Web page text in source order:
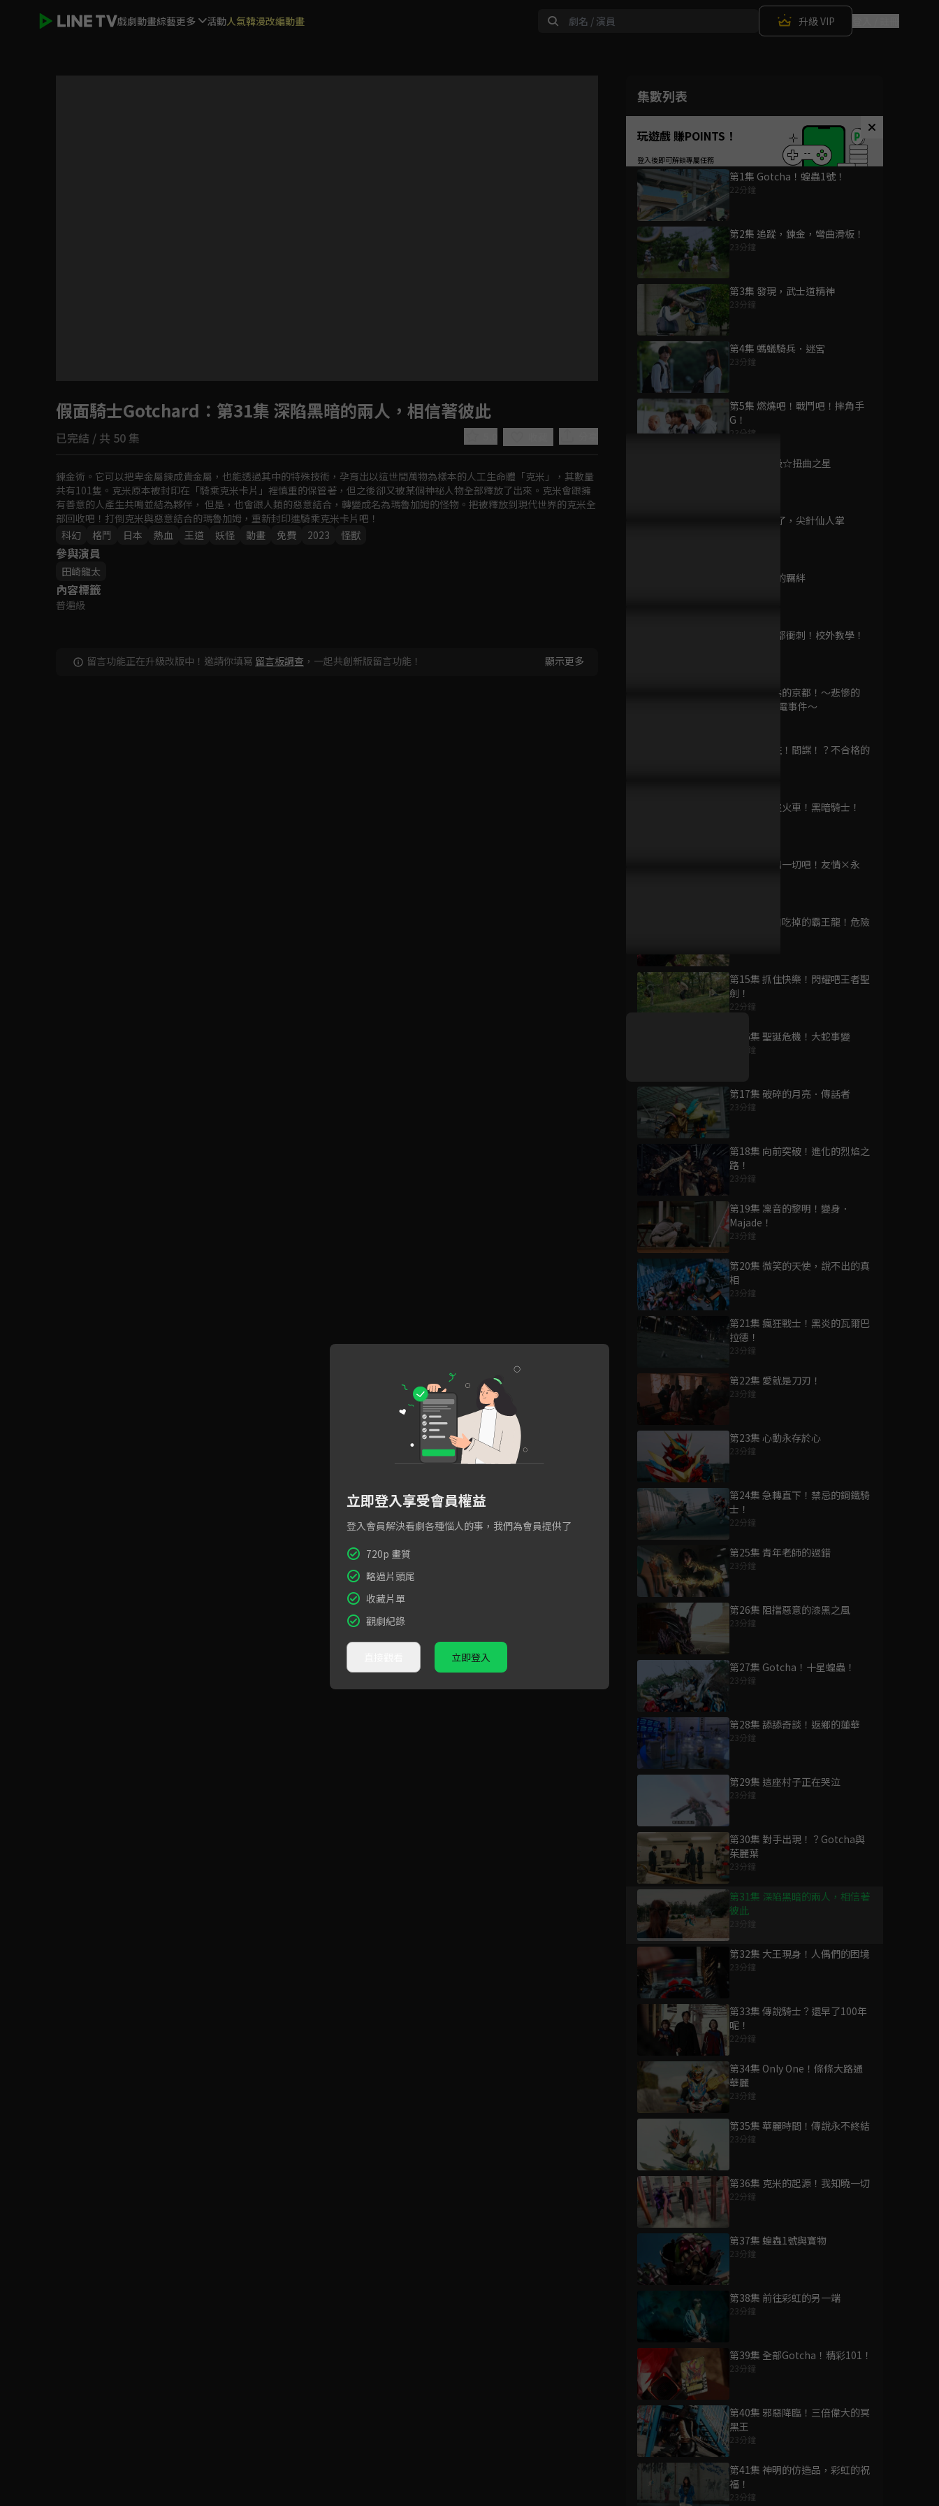
戲劇動畫綜藝更多 活動人氣韓漫改編動畫 升級 VIP
Play
如有不便請見諒
集數列表
玩遊戲 賺POINTS！
第1集 Gotcha！蝗蟲1號！
22分鐘
第2集 追蹤，鍊金，彎曲滑板！
23分鐘
第3集 發現，武士道精神
23分鐘
第4集 螞蟻騎兵．迷宮
23分鐘
第5集 燃燒吧！戰鬥吧！摔角手
G！
23分鐘
第6集 超A級☆扭曲之星
第7集 再見了，尖針仙人掌
第8集 卓越的羈絆
第9集 往京都衝刺！校外教學！
第10集 燃燒的京都！～悲慘的
愛．克米雷電事件～
第11集 抓住！間諜！？不合格的
第12集 失控火車！黑暗騎士！
第13集 取回一切吧！友情×永
第14集 一口吃掉的霸王龍！危險
第15集 抓住快樂！閃耀吧王者聖
劍！
22分鐘
第16集 聖誕危機！大蛇事變
22分鐘
第17集 破碎的月亮．傳話者
23分鐘
第18集 向前突破！進化的烈焰之
路！
23分鐘
第19集 凜音的黎明！變身．
Majade！
23分鐘
第20集 微笑的天使，說不出的真
相
23分鐘
第21集 瘋狂戰士！黑炎的瓦爾巴
拉德！
23分鐘
第22集 愛就是刀刃！
23分鐘
第23集 心動永存於心
23分鐘
第24集 急轉直下！禁忌的鋼鐵騎
士！
22分鐘
第25集 青年老師的過錯
23分鐘
第26集 阻擋惡意的漆黑之風
23分鐘
第27集 Gotcha！十星蝗蟲！
23分鐘
第28集 舔舔奇談！返鄉的蓮華
23分鐘
第29集 這座村子正在哭泣
23分鐘
第30集 對手出現！？Gotcha與
茱麗葉
23分鐘
第31集 深陷黑暗的兩人，相信著
彼此
第32集 大王現身！人偶們的困境
23分鐘
第33集 傳說騎士？還早了100年
呢！
22分鐘
第34集 Only One！條條大路通
華麗
23分鐘
第35集 華麗時間！傳說永不終結
23分鐘
第36集 克米的起源！我知曉一切
22分鐘
第37集 蝗蟲1號與寶物
23分鐘
第38集 前往彩虹的另一端
23分鐘
第39集 全部Gotcha！精彩101！
23分鐘
第40集 邪惡降臨！三倍偉大的冥
黑王
23分鐘
第41集 神明的仿造品，彩虹的祝
福！
23分鐘
假面騎士Gotchard ：第31集 深陷黑暗的兩人，相信著彼此
已完結 / 共 50 集
鍊金術。它可以把卑金屬鍊成貴金屬，也能透過其中的特殊技術，孕育出以這世間萬物為樣本的人工生命體「克米」，其數量
共有101隻。克米原本被封印在「騎乘克米卡片」裡慎重的保管著，但之後卻又被某個神祕人物全部釋放了出來。克米會跟擁
有善意的人產生共鳴並結為夥伴， 但是，也會跟人類的惡意結合，轉變成名為瑪魯加姆的怪物。把被釋放到現代世界的克米全
部回收吧！打倒克米與惡意結合的瑪魯加姆，重新封印進騎乘克米卡片吧！
科幻
格鬥 日本 熱血 王道 妖怪 動畫 免費 2023 怪獸
參與演員
田崎龍太
內容標籤
普遍級
留言功能正在升級改版中！邀請你填寫 留言板調查 ，一起共創新版留言功能！ 顯示更多
為您推薦
騎士龍戰隊龍裝者
龍裝者
已完結 / 共 1 集
機界戰隊全開者VS
煌輝者VS前輩者
復活的核心硬幣
劇場版 假面騎士
已完結 / 共 1 集
好康資訊
升級VIP最優惠！獨家好
立即登入享受會員權益
登入會員解決看劇各種惱人的事，我們為會員提供了
720p 畫質
略過片頭尾
收藏片單
觀劇紀錄
立即登入